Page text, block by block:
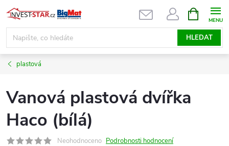
Přejít
na
obsah
HLEDAT
NÁKUPNÍ
KOŠÍK
plastová
Vanová plastová dvířka
Haco (bílá)
Neohodnoceno Podrobnosti hodnocení